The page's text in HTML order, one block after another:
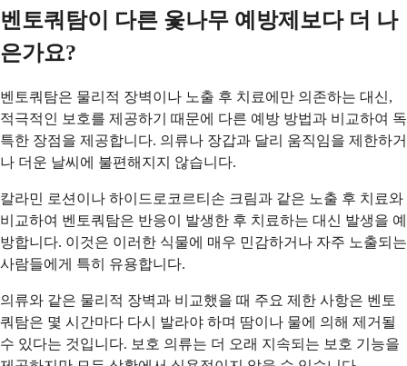
벤토쿼탐이 다른 옻나무 예방제보다 더 나
은가요?
벤토쿼탐은 물리적 장벽이나 노출 후 치료에만 의존하는 대신,
적극적인 보호를 제공하기 때문에 다른 예방 방법과 비교하여 독
특한 장점을 제공합니다. 의류나 장갑과 달리 움직임을 제한하거
나 더운 날씨에 불편해지지 않습니다.
칼라민 로션이나 하이드로코르티손 크림과 같은 노출 후 치료와
비교하여 벤토쿼탐은 반응이 발생한 후 치료하는 대신 발생을 예
방합니다. 이것은 이러한 식물에 매우 민감하거나 자주 노출되는
사람들에게 특히 유용합니다.
의류와 같은 물리적 장벽과 비교했을 때 주요 제한 사항은 벤토
쿼탐은 몇 시간마다 다시 발라야 하며 땀이나 물에 의해 제거될
수 있다는 것입니다. 보호 의류는 더 오래 지속되는 보호 기능을